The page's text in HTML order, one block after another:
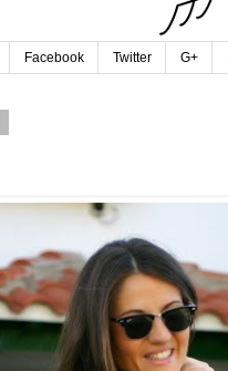
Facebook Twitter G+